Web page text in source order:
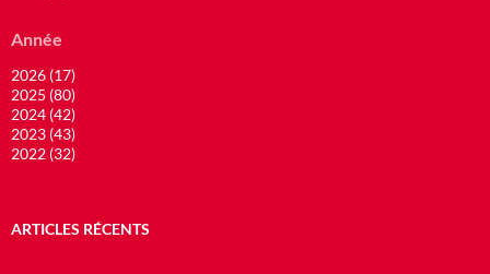
Année
2026 (17)
2025 (80)
2024 (42)
2023 (43)
2022 (32)
ARTICLES RÉCENTS